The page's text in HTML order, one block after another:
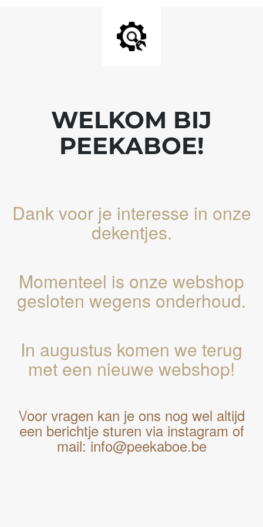
WELKOM BIJ
PEEKABOE!
Dank voor je interesse in onze
dekentjes.
Momenteel is onze webshop
gesloten wegens onderhoud.
In augustus komen we terug
met een nieuwe webshop!
Voor vragen kan je ons nog wel altijd
een berichtje sturen via instagram of
mail: info@peekaboe.be